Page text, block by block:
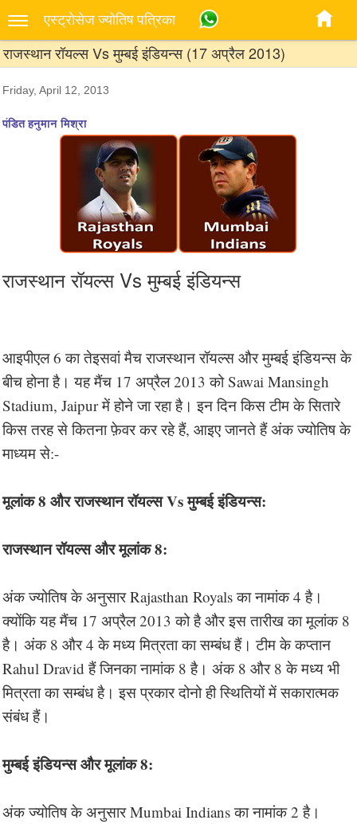
एस्‍ट्रोसेज ज्‍योतिष पत्रिका
राजस्थान रॉयल्स Vs मुम्बई इंडियन्स (17 अप्रैल 2013)
Friday, April 12, 2013
पंडित हनुमान मिश्रा
राजस्थान रॉयल्स Vs मुम्बई इंडियन्स
आइपीएल 6 का तेइसवां मैच राजस्थान रॉयल्स और मुम्बई इंडियन्स के
बीच होना है। यह मैंच 17 अप्रैल 2013 को Sawai Mansingh
Stadium, Jaipur में होने जा रहा है। इन दिन किस टीम के सितारे
किस तरह से कितना फ़ेवर कर रहे हैं, आइए जानते हैं अंक ज्योतिष के
माध्यम से:-
मूलांक 8 और राजस्थान रॉयल्स Vs मुम्बई इंडियन्स:
राजस्थान रॉयल्स और मूलांक 8:
अंक ज्योतिष के अनुसार Rajasthan Royals का नामांक 4 है।
क्योंकि यह मैंच 17 अप्रैल 2013 को है और इस तारीख का मूलांक 8
है। अंक 8 और 4 के मध्य मित्रता का सम्बंध हैं। टीम के कप्तान
Rahul Dravid हैं जिनका नामांक 8 है। अंक 8 और 8 के मध्य भी
मित्रता का सम्बंध है। इस प्रकार दोनो ही स्थितियों में सकारात्मक
संबंध हैं।
मुम्बई इंडियन्स और मूलांक 8:
अंक ज्योतिष के अनुसार Mumbai Indians का नामांक 2 है।